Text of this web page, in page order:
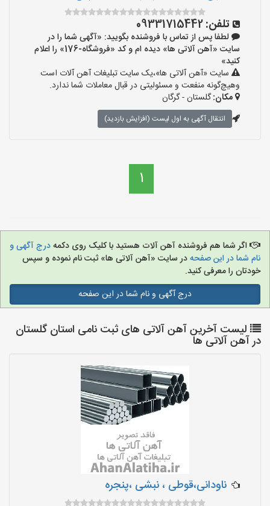
تلفن:09331715442
لطفا پس از تماس با فروشنده بگویید: «آگهی شما را در
سایت «آهن آلاتی ها» دیده ام و کد «فروشگاه-176» را اعلام
کنید»
سایت «آهن آلاتی ها»،یک سایت تبلیغات آهن آلات است
وهیچ‌گونه منفعت و مسئولیتی در قبال معاملات شما ندارد.
مکان:گلستان - گرگان
انتقال آگهی به اول لیست (افزایش بازدید)
1
اگر شما هم فروشنده آهن آلات هستید با کلیک روی دکمهدرج آگهی و
نام شما در این صفحهدر سایت «آهن آلاتی ها» ثبت نام نموده و سپس
خودتان را معرفی کنید.
درج آگهی و نام شما در این صفحه
لیست آخرین آهن آلاتی های ثبت نامی استان گلستان
در آهن آلاتی ها
ناودانی،قوطی ، نبشی ،پنجره